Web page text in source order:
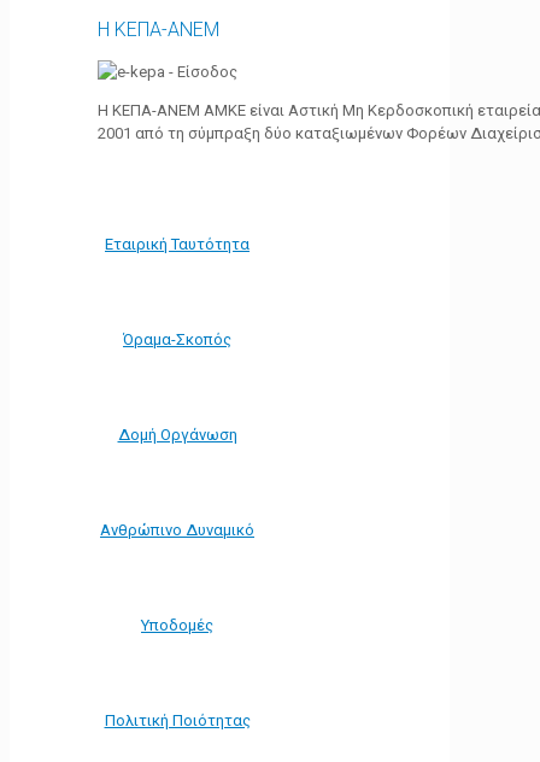
Η ΚΕΠΑ-ΑΝΕΜ
Η ΚΕΠΑ-ΑΝΕΜ ΑΜΚΕ είναι Αστική Μη Κερδοσκοπική
2001 από τη σύμπραξη δύο καταξιωμένων Φορέων
Εταιρική Ταυτότητα
Όραμα-Σκοπός
Δομή Οργάνωση
Ανθρώπινο Δυναμικό
Υποδομές
Πολιτική Ποιότητας